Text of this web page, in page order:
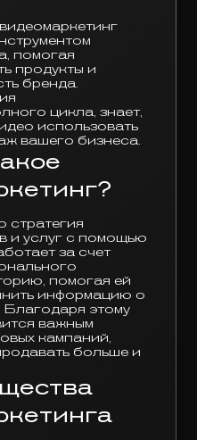
помогая
продукты и
бренда.
цикла, знает,
использовать
вашего бизнеса.
стратегия
и услуг с помощью
за счет
помогая ей
информацию о
Благодаря этому
важным
кампаний,
больше и